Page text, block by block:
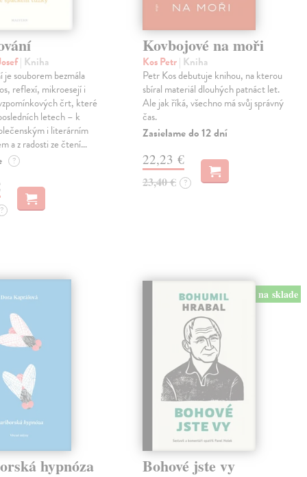
| Kniha
je souborem bezmála
reflexí, mikroesejí i
črt, které
letech – k
i literárním
a z radosti ze čtení…
?
?
Kovbojové na moři
Kos Petr| Kniha
Petr Kos debutuje knihou, na kterou
sbíral materiál dlouhých patnáct let.
Ale jak říká, všechno má svůj správný
čas.
Zasielame do 12 dní
22,23 €
23,40 € ?
hypnóza
na sklade
Bohové jste vy